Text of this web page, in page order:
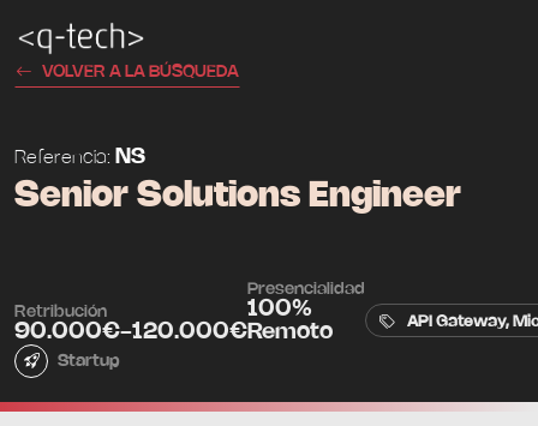
VOLVER A LA BÚSQUEDA
Referencia: NS
Senior Solutions Engineer
Retribución
90.000€-120.000€
Presencialidad
100%
Remoto
API Gateway,
Startup